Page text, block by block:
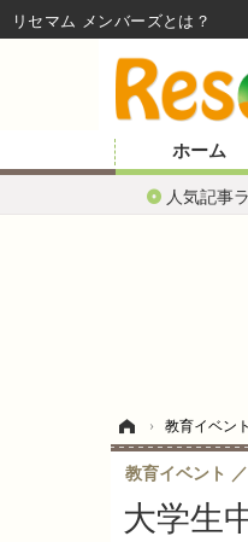
ホーム
人気記事
› 教育イベント
大学生
教育イベント
リセマム メンバーズ